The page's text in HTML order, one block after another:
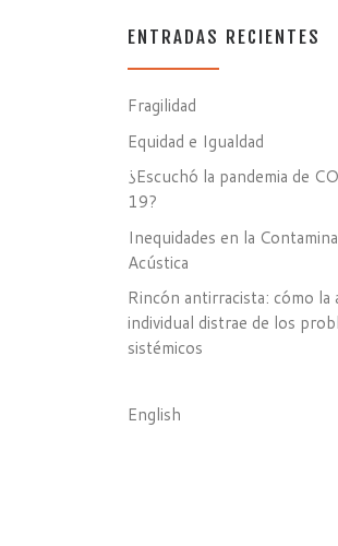
ENTRADAS RECIENTES
Fragilidad
Equidad e Igualdad
¿Escuchó la pandemia de
19?
Inequidades en la
Acústica
Rincón antirracista: cómo la
individual distrae de los
sistémicos
English